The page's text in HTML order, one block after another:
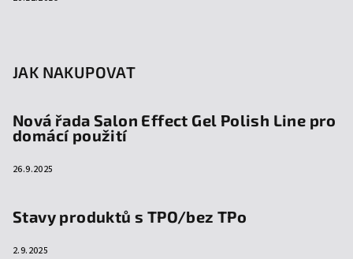
JAK NAKUPOVAT
Nová řada Salon Effect Gel Polish Line pro
domácí použití
26.9.2025
Stavy produktů s TPO/bez TPo
2.9.2025